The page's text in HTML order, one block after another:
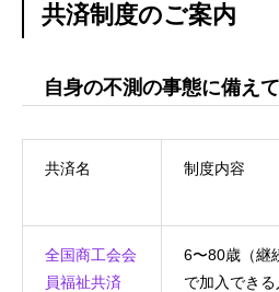
共済制度のご案内
自身の不測の事態に備えて
共済名 制度内容
全国商工会会
員福祉共済
6〜80歳（継
で加入でき